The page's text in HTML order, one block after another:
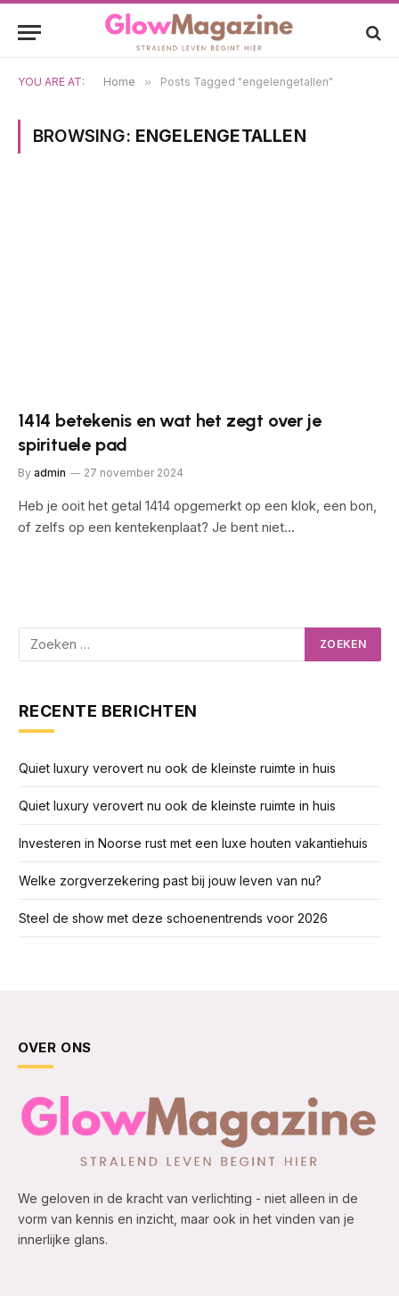
YOU ARE AT: Home » Posts Tagged "engelengetallen"
BROWSING: ENGELENGETALLEN
1414 betekenis en wat het zegt over je
spirituele pad
By admin 27 november 2024
Heb je ooit het getal 1414 opgemerkt op een klok, een bon,
of zelfs op een kentekenplaat? Je bent niet…
RECENTE BERICHTEN
Quiet luxury verovert nu ook de kleinste ruimte in huis
Quiet luxury verovert nu ook de kleinste ruimte in huis
Investeren in Noorse rust met een luxe houten vakantiehuis
Welke zorgverzekering past bij jouw leven van nu?
Steel de show met deze schoenentrends voor 2026
OVER ONS
We geloven in de kracht van verlichting - niet alleen in de
vorm van kennis en inzicht, maar ook in het vinden van je
innerlijke glans.